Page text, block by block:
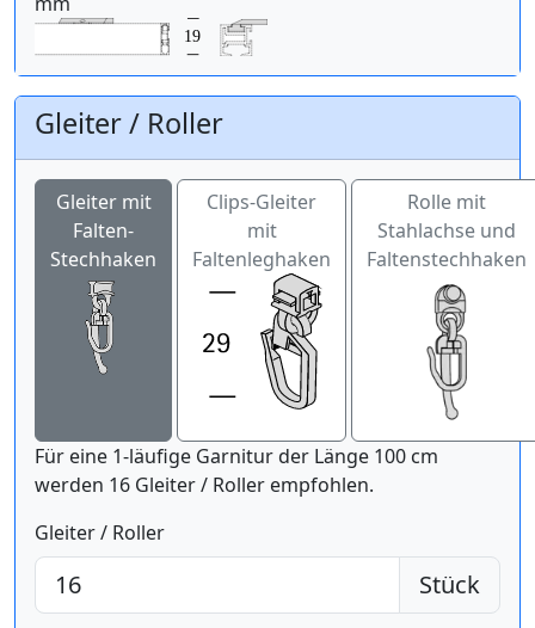
Gleiter / Roller
Gleiter mit
Falten-
Stechhaken
Clips-Gleiter
mit
Faltenleghaken
Rolle mit
Stahlachse und
Faltenstechhaken
Für eine 1-läufige Garnitur der Länge 100 cm
werden 16 Gleiter / Roller empfohlen.
Gleiter / Roller
Stück